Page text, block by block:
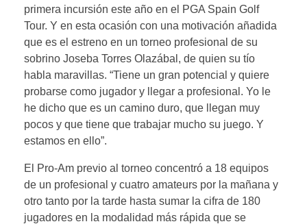
primera incursión este año en el PGA Spain Golf
Tour. Y en esta ocasión con una motivación añadida
que es el estreno en un torneo profesional de su
sobrino Joseba Torres Olazábal, de quien su tío
habla maravillas. “Tiene un gran potencial y quiere
probarse como jugador y llegar a profesional. Yo le
he dicho que es un camino duro, que llegan muy
pocos y que tiene que trabajar mucho su juego. Y
estamos en ello”.
El Pro-Am previo al torneo concentró a 18 equipos
de un profesional y cuatro amateurs por la mañana y
otro tanto por la tarde hasta sumar la cifra de 180
jugadores en la modalidad más rápida que se